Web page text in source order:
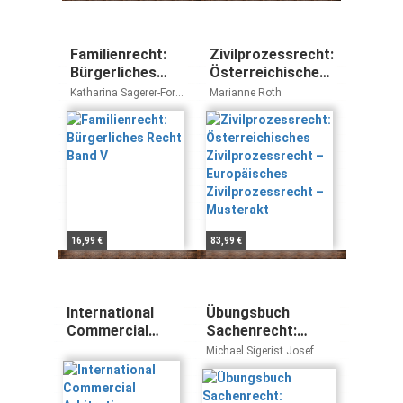
Familienrecht:
Bürgerliches
Recht Band V
Katharina Sagerer-Foric
Ferdinand Kerschner
16,99 €
Zivilprozessrecht:
Österreichisches
Zivilprozessrecht
– Europäisches
Zivilprozessrecht
– Musterakt
Marianne Roth
83,99 €
International
Commercial
International
Conventions,
Übungsbuch
Sachenrecht:
Repetitionsfragen,
Übungsfälle,
Bundesgerichtliche
Michael Sigerist Josef
Studer